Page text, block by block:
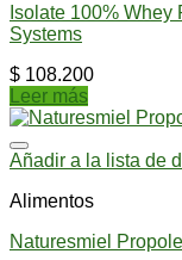
Isolate 100% Whey
Systems
$ 108.200
Leer más
Añadir a la lista de
Alimentos
Naturesmiel